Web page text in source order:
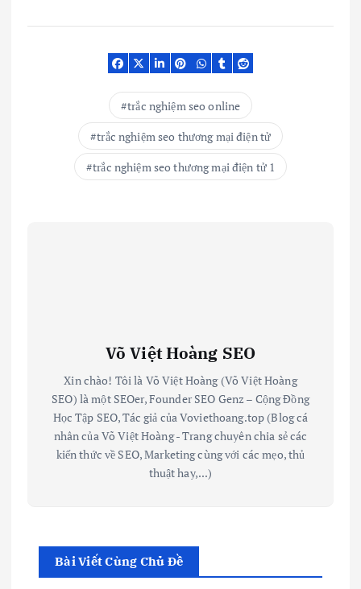
trắc nghiệm seo online
trắc nghiệm seo thương mại điện tử
trắc nghiệm seo thương mại điện tử 1
Võ Việt Hoàng SEO
Xin chào! Tôi là Võ Việt Hoàng (Võ Việt Hoàng
SEO) là một SEOer, Founder SEO Genz – Cộng Đồng
Học Tập SEO, Tác giả của Voviethoang.top (Blog cá
nhân của Võ Việt Hoàng - Trang chuyên chia sẻ các
kiến thức về SEO, Marketing cùng với các mẹo, thủ
thuật hay,...)
Bài Viết Cùng Chủ Đề